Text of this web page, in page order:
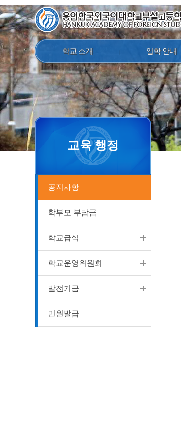
학교 소개 입학 안내
교육 행정
공지사항
학부모 부담금
학교급식
학교운영위원회
발전기금
민원발급